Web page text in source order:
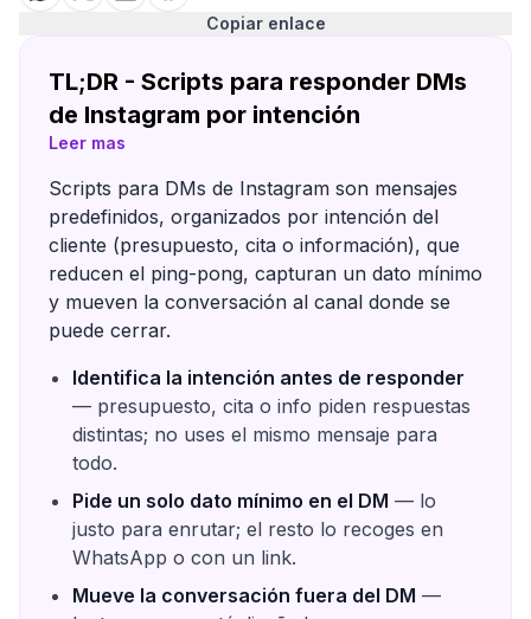
Copiar enlace
TL;DR - Scripts para responder DMs
de Instagram por intención
Leer mas
Scripts para DMs de Instagram son mensajes
predefinidos, organizados por intención del
cliente (presupuesto, cita o información), que
reducen el ping-pong, capturan un dato mínimo
y mueven la conversación al canal donde se
puede cerrar.
Identifica la intención antes de responder
— presupuesto, cita o info piden respuestas
distintas; no uses el mismo mensaje para
todo.
Pide un solo dato mínimo en el DM — lo
justo para enrutar; el resto lo recoges en
WhatsApp o con un link.
Mueve la conversación fuera del DM —